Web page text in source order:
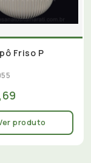
Friso P
produto